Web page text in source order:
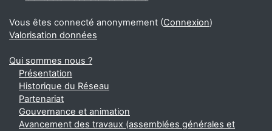
Vous êtes connecté anonymement (Connexion)
Valorisation données
Qui sommes nous ?
Présentation
Historique du Réseau
Partenariat
Gouvernance et animation
Avancement des travaux (assemblées générales et